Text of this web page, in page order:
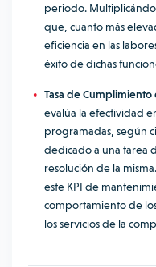
periodo.
que, cuanto más
eficiencia en las
éxito de dichas
Tasa de
evalúa la efectividad
programadas, según
dedicado a una tarea
resolución de la
este KPI de
comportamiento de
los servicios de la